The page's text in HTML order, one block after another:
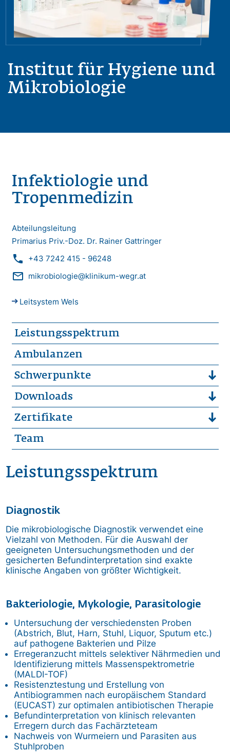
Institut für Hygiene und
Mikrobiologie
Infektiologie und
Tropenmedizin
Abteilungsleitung
Primarius Priv.-Doz. Dr. Rainer Gattringer
phone +43 7242 415 - 96248
mail_outline mikrobiologie@klinikum-wegr.at
Leitsystem Wels
Leistungsspektrum
Ambulanzen
Schwerpunkte
Downloads
Zertifikate
Team
Leistungsspektrum
Diagnostik
Die mikrobiologische Diagnostik verwendet eine
Vielzahl von Methoden. Für die Auswahl der
geeigneten Untersuchungsmethoden und der
gesicherten Befundinterpretation sind exakte
klinische Angaben von größter Wichtigkeit.
Bakteriologie, Mykologie, Parasitologie
Untersuchung der verschiedensten Proben
(Abstrich, Blut, Harn, Stuhl, Liquor, Sputum etc.)
auf pathogene Bakterien und Pilze
Erregeranzucht mittels selektiver Nährmedien und
Identifizierung mittels Massenspektrometrie
(MALDI-TOF)
Resistenztestung und Erstellung von
Antibiogrammen nach europäischem Standard
(EUCAST) zur optimalen antibiotischen Therapie
Befundinterpretation von klinisch relevanten
Erregern durch das Fachärzteteam
Nachweis von Wurmeiern und Parasiten aus
Stuhlproben